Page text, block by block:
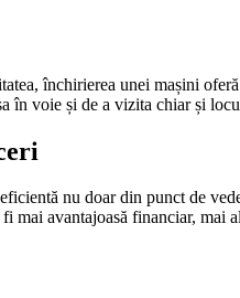
închirierea unei mașini
în voie și de a vizita chiar și
nu doar din punct de
avantajoasă financiar, mai